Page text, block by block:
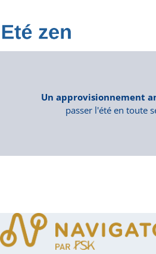
Un approvisionnement
passer l'été en toute